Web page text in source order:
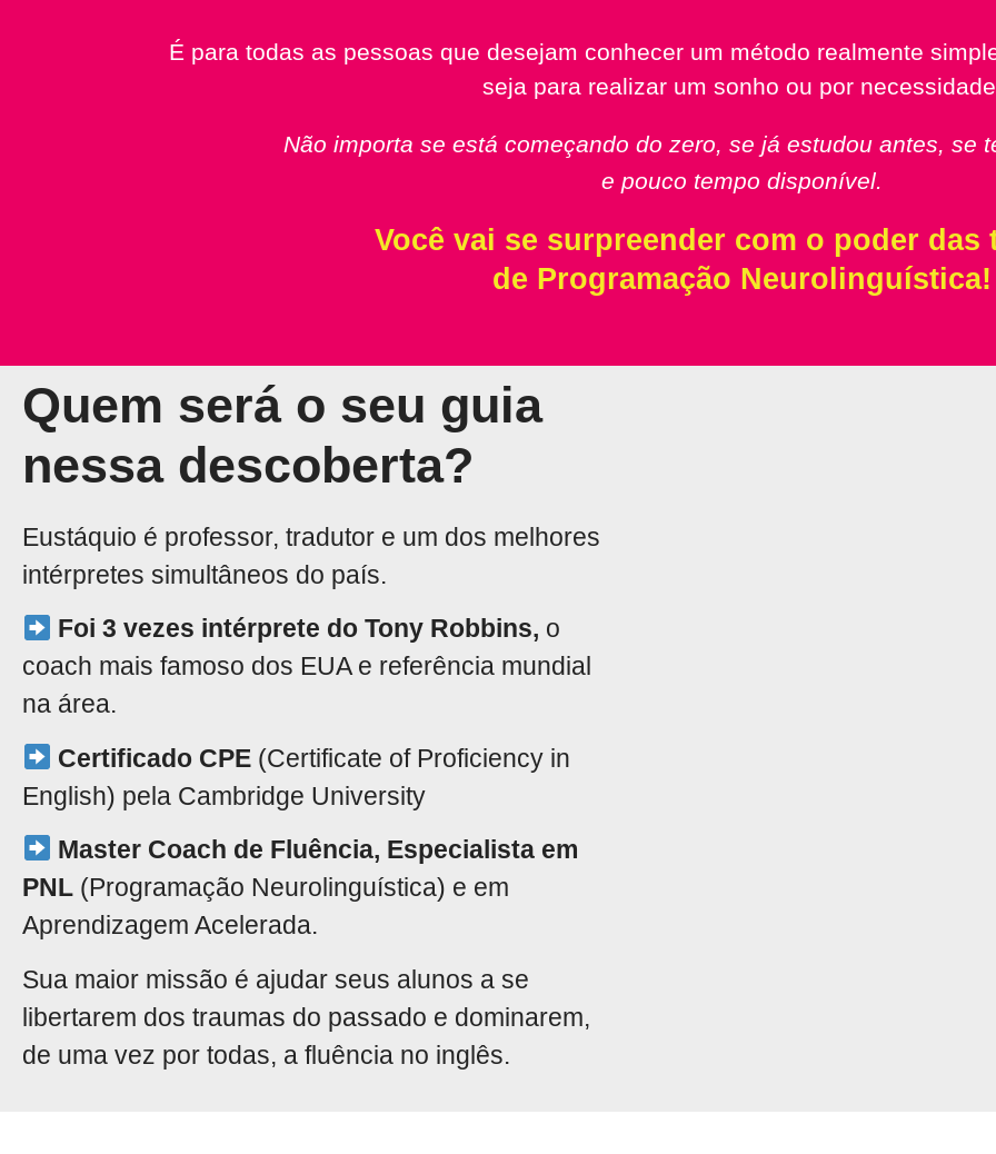
É para todas as pessoas que desejam conhecer um método realmente
seja para realizar um sonho ou por
Não importa se está começando do zero, se já estudou antes, se
e pouco tempo disponível.
Você vai se surpreender com o poder das
de Programação Neurolinguística!
Quem será o seu guia
nessa descoberta?
Eustáquio é professor, tradutor e um dos melhores
intérpretes simultâneos do país.
Foi 3 vezes intérprete do Tony Robbins, o
coach mais famoso dos EUA e referência mundial
na área.
Certificado CPE (Certificate of Proficiency in
English) pela Cambridge University
Master Coach de Fluência, Especialista em
PNL (Programação Neurolinguística) e em
Aprendizagem Acelerada.
Sua maior missão é ajudar seus alunos a se
libertarem dos traumas do passado e dominarem,
de uma vez por todas, a fluência no inglês.